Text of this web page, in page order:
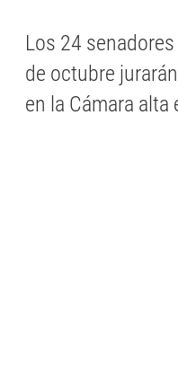
Los 24
de octubre
en la Cámara